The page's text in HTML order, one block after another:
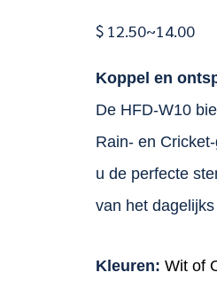
$ 12.50~14.00
Koppel en
De HFD-W10
Rain- en
u de perfecte
van het
Kleuren: Wit of